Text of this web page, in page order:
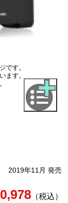
です。
ます。
2019年11月 発売
（税込）